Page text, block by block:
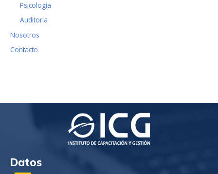
Psicología
Auditoria
Nosotros
Contacto
Datos